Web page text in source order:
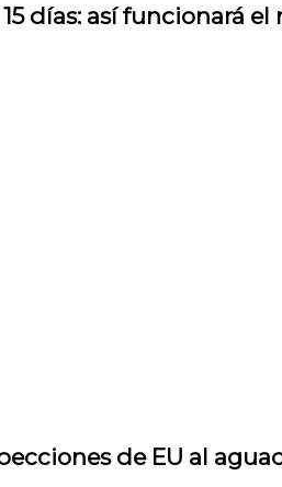
días: así funcionará
de EU al